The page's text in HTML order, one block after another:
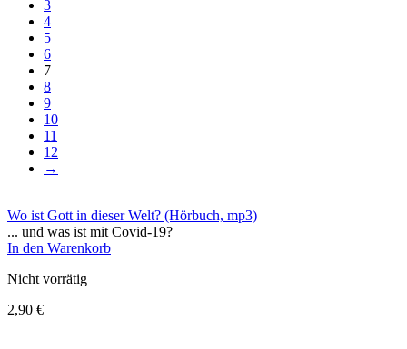
3
4
5
6
7
8
9
10
11
12
→
Wo ist Gott in dieser Welt? (Hörbuch, mp3)
... und was ist mit Covid-19?
In den Warenkorb
Nicht vorrätig
2,90 €